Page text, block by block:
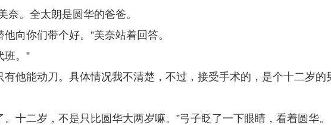
奈。全太朗是圆华的爸爸。
向你们带个好。”美奈站着回答。
班。”
有他能动刀。具体情况我不清楚，不过，接受手术的，是个十二岁的
十二岁，不是只比圆华大两岁嘛。”弓子眨了一下眼睛，看着圆华。